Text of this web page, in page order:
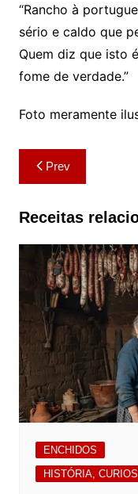
“Rancho à
sério e caldo que
Quem diz que isto
fome de verdade.”
Foto meramente
Navegação
de
artigos
Prev
Receitas
ENCHIDOS
HISTÓRIA,